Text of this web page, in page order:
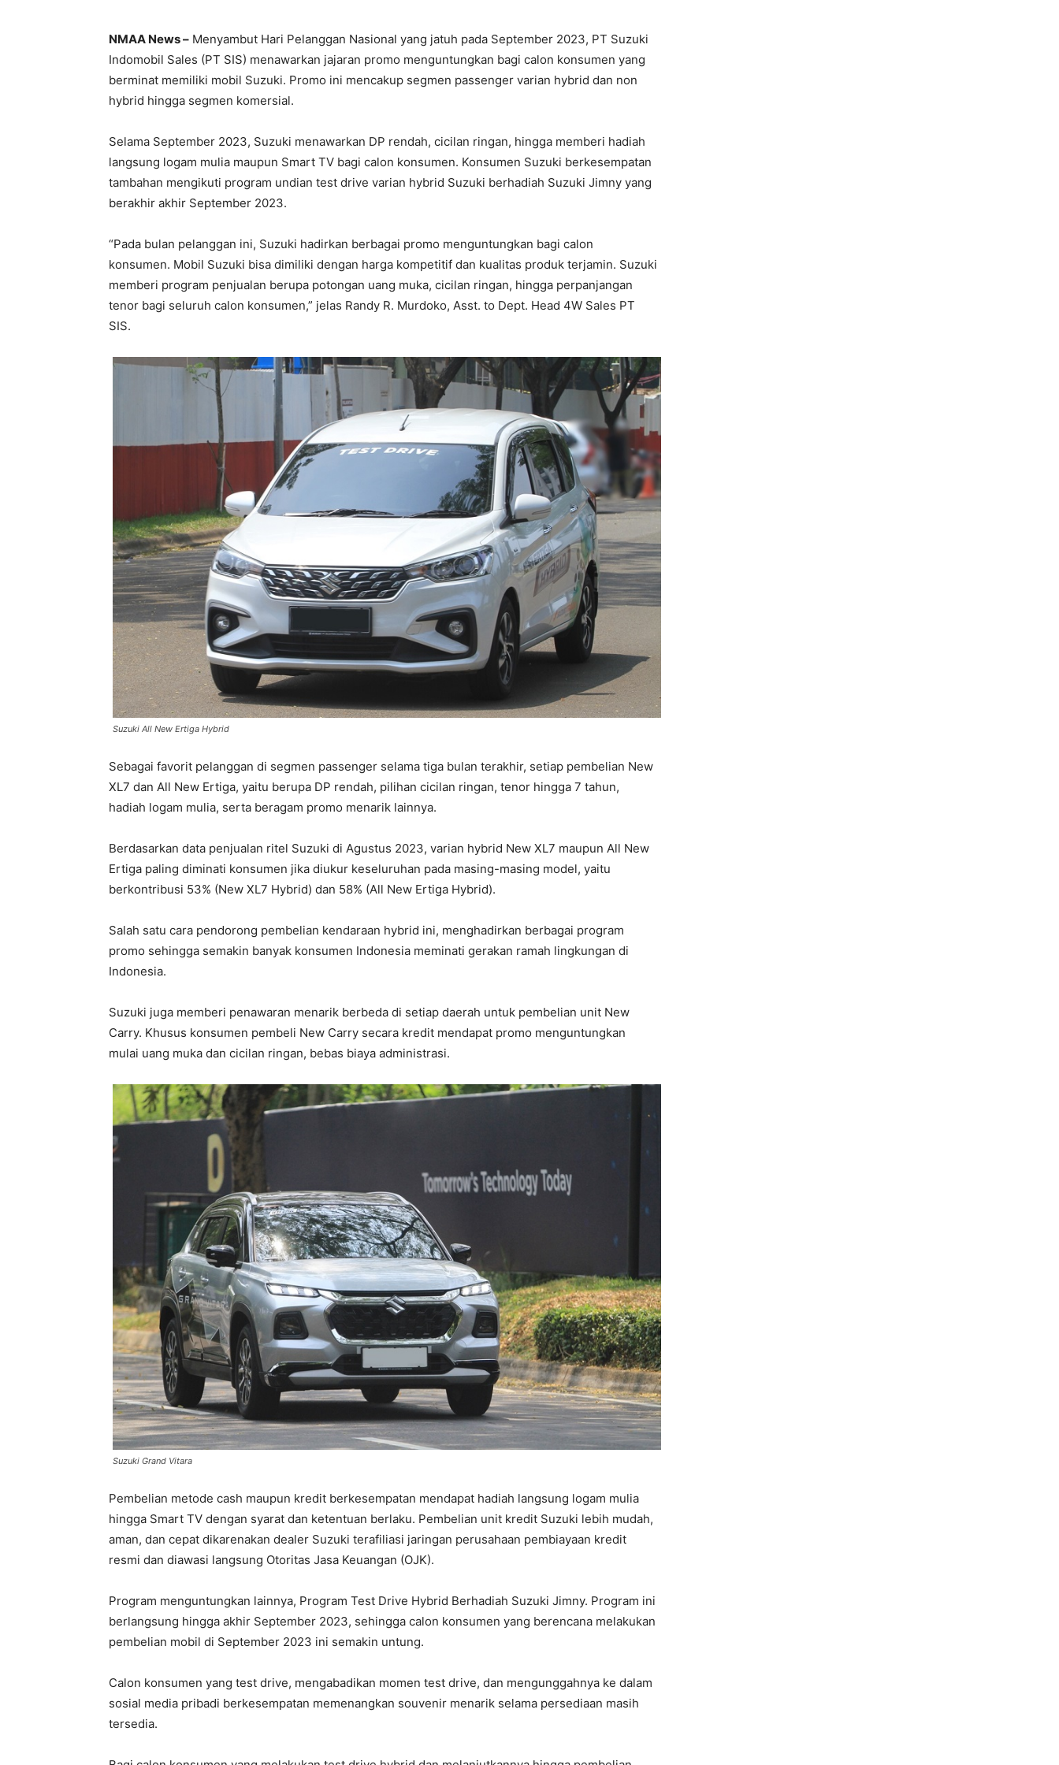
NMAA News – Menyambut Hari Pelanggan Nasional yang jatuh pada September 2023, PT Suzuki
Indomobil Sales (PT SIS) menawarkan jajaran promo menguntungkan bagi calon konsumen yang
berminat memiliki mobil Suzuki. Promo ini mencakup segmen passenger varian hybrid dan non
hybrid hingga segmen komersial.
Selama September 2023, Suzuki menawarkan DP rendah, cicilan ringan, hingga memberi hadiah
langsung logam mulia maupun Smart TV bagi calon konsumen. Konsumen Suzuki berkesempatan
tambahan mengikuti program undian test drive varian hybrid Suzuki berhadiah Suzuki Jimny yang
berakhir akhir September 2023.
“Pada bulan pelanggan ini, Suzuki hadirkan berbagai promo menguntungkan bagi calon
konsumen. Mobil Suzuki bisa dimiliki dengan harga kompetitif dan kualitas produk terjamin. Suzuki
memberi program penjualan berupa potongan uang muka, cicilan ringan, hingga perpanjangan
tenor bagi seluruh calon konsumen,” jelas Randy R. Murdoko, Asst. to Dept. Head 4W Sales PT
SIS.
Suzuki All New Ertiga Hybrid
Sebagai favorit pelanggan di segmen passenger selama tiga bulan terakhir, setiap pembelian New
XL7 dan All New Ertiga, yaitu berupa DP rendah, pilihan cicilan ringan, tenor hingga 7 tahun,
hadiah logam mulia, serta beragam promo menarik lainnya.
Berdasarkan data penjualan ritel Suzuki di Agustus 2023, varian hybrid New XL7 maupun All New
Ertiga paling diminati konsumen jika diukur keseluruhan pada masing-masing model, yaitu
berkontribusi 53% (New XL7 Hybrid) dan 58% (All New Ertiga Hybrid).
Salah satu cara pendorong pembelian kendaraan hybrid ini, menghadirkan berbagai program
promo sehingga semakin banyak konsumen Indonesia meminati gerakan ramah lingkungan di
Indonesia.
Suzuki juga memberi penawaran menarik berbeda di setiap daerah untuk pembelian unit New
Carry. Khusus konsumen pembeli New Carry secara kredit mendapat promo menguntungkan
mulai uang muka dan cicilan ringan, bebas biaya administrasi.
Suzuki Grand Vitara
Pembelian metode cash maupun kredit berkesempatan mendapat hadiah langsung logam mulia
hingga Smart TV dengan syarat dan ketentuan berlaku. Pembelian unit kredit Suzuki lebih mudah,
aman, dan cepat dikarenakan dealer Suzuki terafiliasi jaringan perusahaan pembiayaan kredit
resmi dan diawasi langsung Otoritas Jasa Keuangan (OJK).
Program menguntungkan lainnya, Program Test Drive Hybrid Berhadiah Suzuki Jimny. Program ini
berlangsung hingga akhir September 2023, sehingga calon konsumen yang berencana melakukan
pembelian mobil di September 2023 ini semakin untung.
Calon konsumen yang test drive, mengabadikan momen test drive, dan mengunggahnya ke dalam
sosial media pribadi berkesempatan memenangkan souvenir menarik selama persediaan masih
tersedia.